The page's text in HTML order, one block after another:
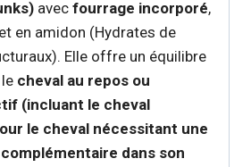
avec fourrage incorporé,
en amidon (Hydrates de
Elle offre un équilibre
cheval au repos ou
(incluant le cheval
le cheval nécessitant une
dans son